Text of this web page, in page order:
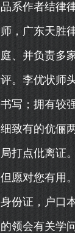
品系作者结律
师，广东天胜
庭、并负责多
评。李优状师
书写；拥有较
细致有的伉俪
局打点仳离证
但愿对您有用
身份证，户口
的领会有关学